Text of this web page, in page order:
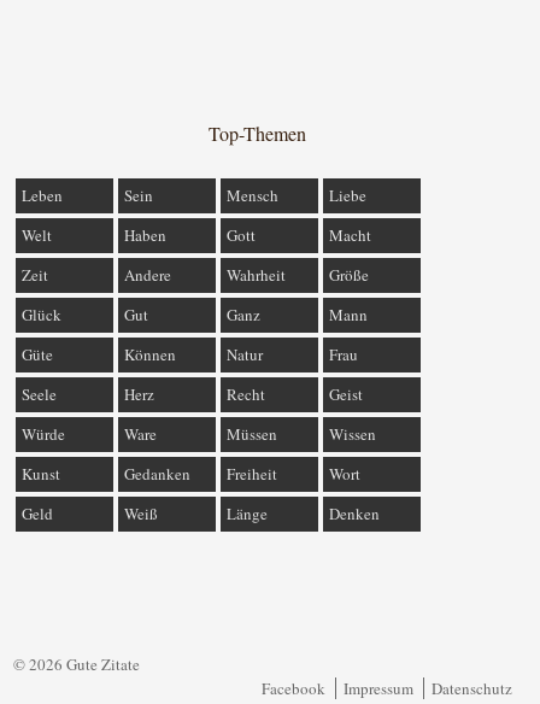
Top-Themen
Leben Sein Mensch
Liebe
Welt
Haben Gott
Macht
Zeit
Andere Wahrheit
Größe
Glück
Gut Ganz
Mann
Güte
Können Natur
Frau
Seele
Herz Recht
Geist
Würde
Ware Müssen
Wissen
Kunst
Gedanken Freiheit
Wort
Geld
Weiß Länge Denken
© 2026 Gute Zitate
Facebook
Impressum Datenschutz